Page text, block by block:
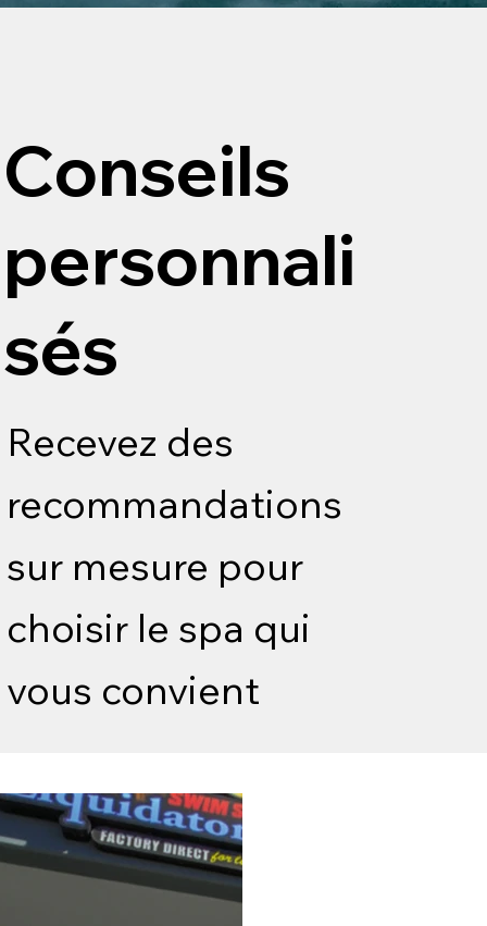
Conseils
personnali
sés
Recevez des
recommandations
sur mesure pour
choisir le spa qui
vous convient